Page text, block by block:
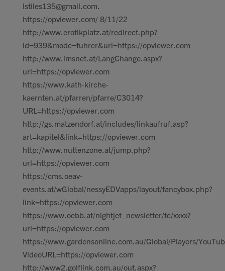
lstiles135@gmail.com.
https://opviewer.com/ 8/11/22
http://www.erotikplatz.at/redirect.php?
id=939&mode=fuhrer&url=https://opviewer.com
http://www.imsnet.at/LangChange.aspx?
uri=https://opviewer.com
https://www.kath-kirche-
kaernten.at/pfarren/pfarre/C3014?
URL=https://opviewer.com
http://gs.matzendorf.at/includes/linkaufruf.asp?
art=kapitel&link=https://opviewer.com
http://www.nuttenzone.at/jump.php?
url=https://opviewer.com
https://cms.oeav-
events.at/wGlobal/nessyEDVapps/layout/fancybox.php?
link=https://opviewer.com
https://www.oebb.at/nightjet_newsletter/tc/xxxx?
url=https://opviewer.com
https://www.gardensonline.com.au/Global/Players/
VideoURL=https://opviewer.com
http://www2.golflink.com.au/out.aspx?